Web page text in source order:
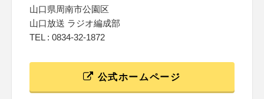
山口県周南市公園区
山口放送 ラジオ編成部
TEL : 0834-32-1872
公式ホームページ